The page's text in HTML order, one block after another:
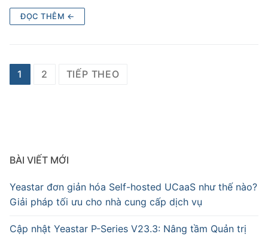
ĐỌC THÊM ←
1 2 TIẾP THEO
BÀI VIẾT MỚI
Yeastar đơn giản hóa Self-hosted UCaaS như thế nào?
Giải pháp tối ưu cho nhà cung cấp dịch vụ
Cập nhật Yeastar P-Series V23.3: Nâng tầm Quản trị